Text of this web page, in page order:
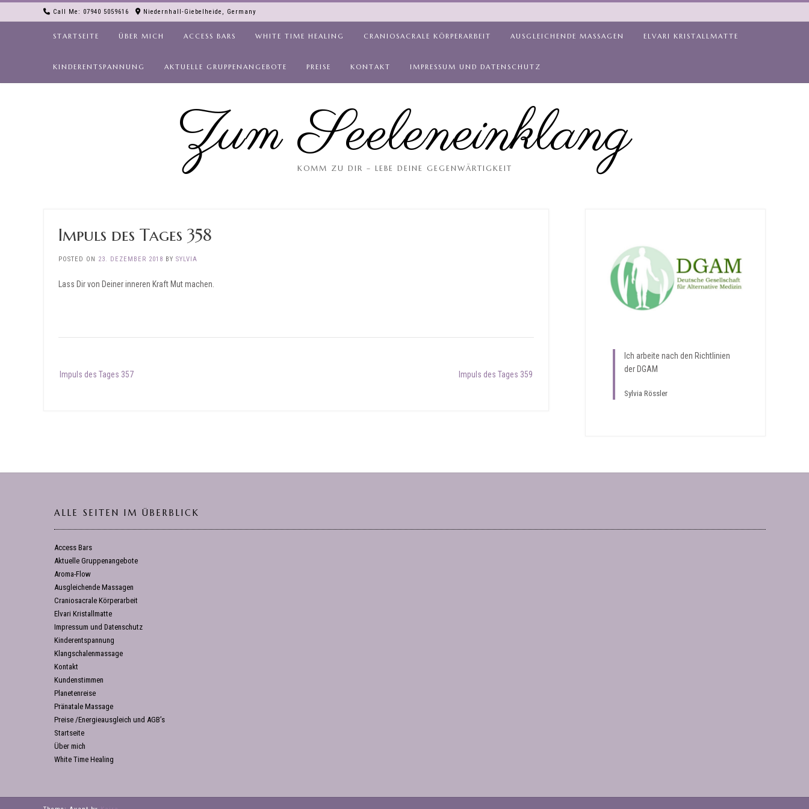
Call Me: 07940 5059616 Niedernhall-Giebelheide, Germany
STARTSEITE ÜBER MICH ACCESS BARS WHITE TIME HEALING CRANIOSACRALE KÖRPERARBEIT AUSGLEICHENDE MASSAGEN ELVARI KRISTALLMATTE
KINDERENTSPANNUNG AKTUELLE GRUPPENANGEBOTE PREISE KONTAKT IMPRESSUM UND DATENSCHUTZ
Zum Seeleneinklang
KOMM ZU DIR – LEBE DEINE GEGENWÄRTIGKEIT
Impuls des Tages 358
POSTED ON 23. DEZEMBER 2018 BY SYLVIA
Lass Dir von Deiner inneren Kraft Mut machen.
navigation
Impuls des Tages 357 Impuls des Tages 359
Ich arbeite nach den Richtlinien
der DGAM
Sylvia Rössler
ALLE SEITEN IM ÜBERBLICK
Access Bars
Aktuelle Gruppenangebote
Aroma-Flow
Ausgleichende Massagen
Craniosacrale Körperarbeit
Elvari Kristallmatte
Impressum und Datenschutz
Kinderentspannung
Klangschalenmassage
Kontakt
Kundenstimmen
Planetenreise
Pränatale Massage
Preise /Energieausgleich und AGB’s
Startseite
Über mich
White Time Healing